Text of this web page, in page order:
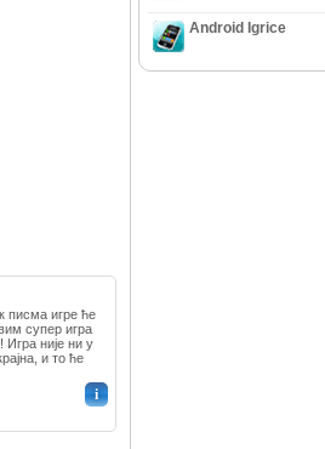
писма игре ће
супер игра
није ни у
и то ће
i
Android Igrice